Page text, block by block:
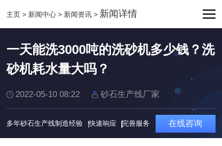
主页 > 新闻中心 > 新闻资讯 > 新闻详情
一天能洗3000吨的洗砂机多少钱？洗
砂机耗水量大吗？
2022-05-10 08:22 砂石生产线厂家
多年砂石生产线制造经验 快速响应 完善服务 在线咨询